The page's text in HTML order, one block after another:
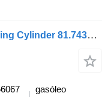
Outra peça de cabina Door Opening Cylinder 81.74326-6068 para autocarro MAN PARKER LIONS CITY (01.04-)
gasóleo